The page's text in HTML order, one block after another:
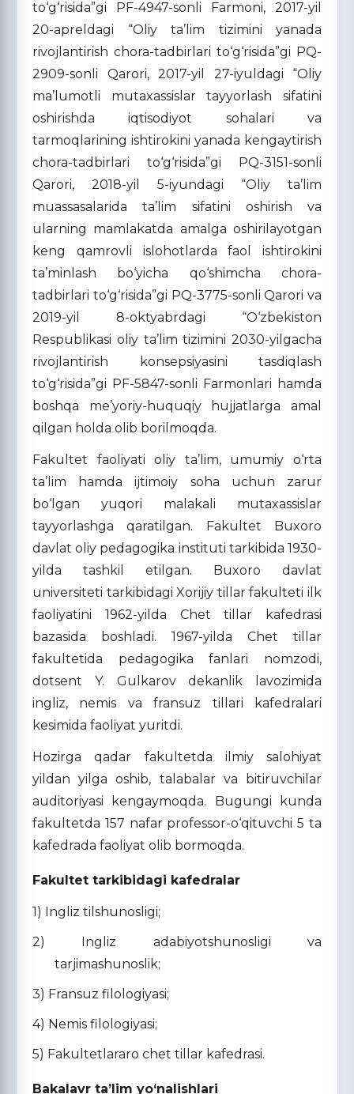
to‘g‘risida”gi PF-4947-sonli Farmoni, 2017-yil
20-apreldagi “Oliy ta’lim tizimini yanada
rivojlantirish chora-tadbirlari to‘g‘risida”gi PQ-
2909-sonli Qarori, 2017-yil 27-iyuldagi “Oliy
ma’lumotli mutaxassislar tayyorlash sifatini
oshirishda iqtisodiyot sohalari va
tarmoqlarining ishtirokini yanada kengaytirish
chora-tadbirlari to‘g‘risida”gi PQ-3151-sonli
Qarori, 2018-yil 5-iyundagi “Oliy ta’lim
muassasalarida ta’lim sifatini oshirish va
ularning mamlakatda amalga oshirilayotgan
keng qamrovli islohotlarda faol ishtirokini
ta’minlash bo‘yicha qo‘shimcha chora-
tadbirlari to‘g‘risida”gi PQ-3775-sonli Qarori va
2019-yil 8-oktyabrdagi “O‘zbekiston
Respublikasi oliy ta’lim tizimini 2030-yilgacha
rivojlantirish konsepsiyasini tasdiqlash
to‘g‘risida”gi PF-5847-sonli Farmonlari hamda
boshqa me’yoriy-huquqiy hujjatlarga amal
qilgan holda olib borilmoqda.
Fakultet faoliyati oliy ta’lim, umumiy o‘rta
ta’lim hamda ijtimoiy soha uchun zarur
bo‘lgan yuqori malakali mutaxassislar
tayyorlashga qaratilgan. Fakultet Buxoro
davlat oliy pedagogika instituti tarkibida 1930-
yilda tashkil etilgan. Buxoro davlat
universiteti tarkibidagi Xorijiy tillar fakulteti ilk
faoliyatini 1962-yilda Chet tillar kafedrasi
bazasida boshladi. 1967-yilda Chet tillar
fakultetida pedagogika fanlari nomzodi,
dotsent Y. Gulkarov dekanlik lavozimida
ingliz, nemis va fransuz tillari kafedralari
kesimida faoliyat yuritdi.
Hozirga qadar fakultetda ilmiy salohiyat
yildan yilga oshib, talabalar va bitiruvchilar
auditoriyasi kengaymoqda. Bugungi kunda
fakultetda 157 nafar professor-o‘qituvchi 5 ta
kafedrada faoliyat olib bormoqda.
Fakultet tarkibidagi kafedralar
1) Ingliz tilshunosligi;
2) Ingliz adabiyotshunosligi va
tarjimashunoslik;
3) Fransuz filologiyasi;
4) Nemis filologiyasi;
5) Fakultetlararo chet tillar kafedrasi.
Bakalavr ta’lim yo‘nalishlari